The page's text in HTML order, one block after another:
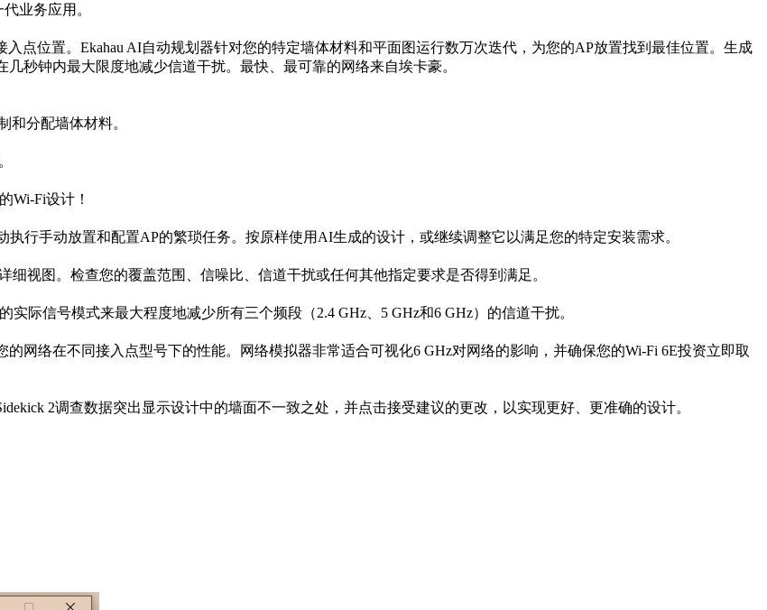
业务应用。
点位置。Ekahau AI自动规划器针对您的特定墙体材料和平面图运行数万次迭代，为您的AP放置找到最佳位置。生成
秒钟内最大限度地减少信道干扰。最快、最可靠的网络来自埃卡豪。
和分配墙体材料。
Wi-Fi设计！
行手动放置和配置AP的繁琐任务。按原样使用AI生成的设计，或继续调整它以满足您的特定安装需求。
视图。检查您的覆盖范围、信噪比、信道干扰或任何其他指定要求是否得到满足。
际信号模式来最大程度地减少所有三个频段（2.4 GHz、5 GHz和6 GHz）的信道干扰。
网络在不同接入点型号下的性能。网络模拟器非常适合可视化6 GHz对网络的影响，并确保您的Wi-Fi 6E投资立即取
2调查数据突出显示设计中的墙面不一致之处，并点击接受建议的更改，以实现更好、更准确的设计。